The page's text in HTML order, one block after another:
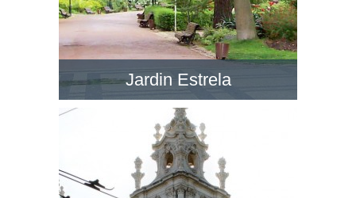
Jardin Estrela
Le Jardim da Estrela en face de la BasÃ­lica da
Estrela est un jardin romantique avec de petits
lacs, dans un style anglais. Visitez ce jardin !